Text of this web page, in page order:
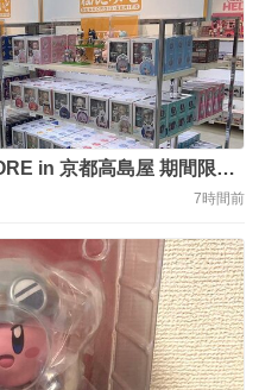
京都高島屋 期間限定
のさば グッズ等を取り揃
WomRG0shMV
7時間前